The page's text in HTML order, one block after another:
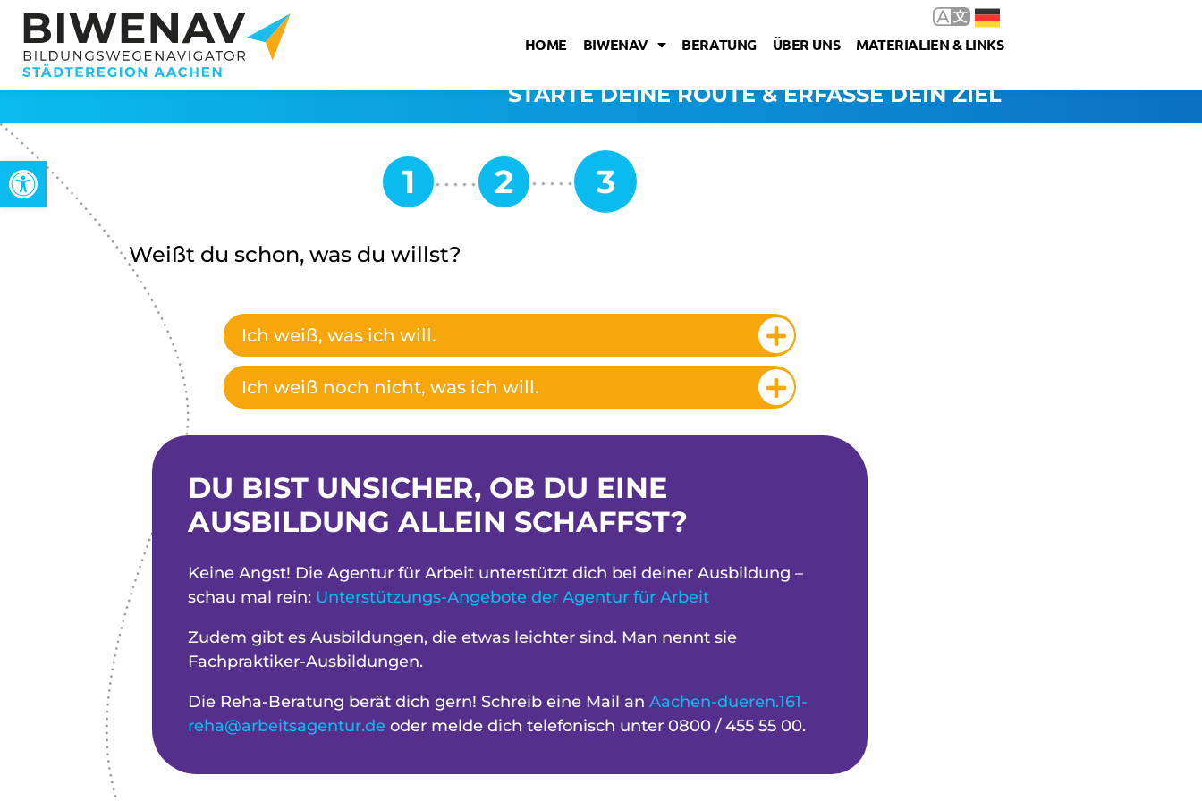
Werkzeugleiste öffnen
HOME BIWENAV BERATUNG ÜBER UNS MATERIALIEN & LINKS
STARTE DEINE ROUTE & ERFASSE DEIN ZIEL
Weißt du schon, was du willst?
Ich weiß, was ich will.
Ich weiß noch nicht, was ich will.
DU BIST UNSICHER, OB DU EINE
AUSBILDUNG ALLEIN SCHAFFST?
Keine Angst! Die Agentur für Arbeit unterstützt dich bei deiner Ausbildung –
schau mal rein: Unterstützungs-Angebote der Agentur für Arbeit
Zudem gibt es Ausbildungen, die etwas leichter sind. Man nennt sie
Fachpraktiker-Ausbildungen.
Die Reha-Beratung berät dich gern! Schreib eine Mail an Aachen-dueren.161-
reha@arbeitsagentur.de oder melde dich telefonisch unter 0800 / 455 55 00.